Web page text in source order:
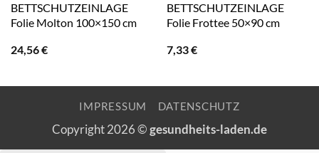
BETTSCHUTZEINLAGE
Folie Molton 100×150 cm
24,56€
BETTSCHUTZEINLAGE
Folie Frottee 50×90 cm
7,33€
IMPRESSUM DATENSCHUTZ
Copyright 2026 ©gesundheits-laden.de